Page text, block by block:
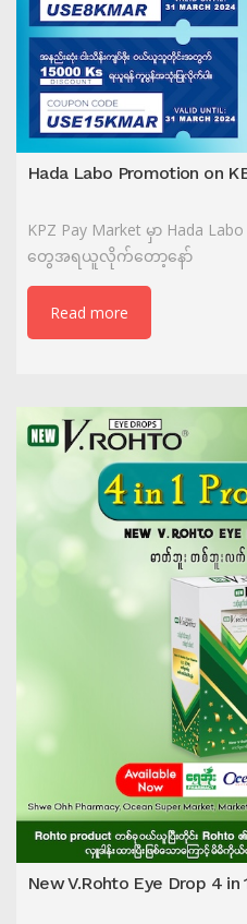
Hada Labo Promotion on
KPZ Pay Market မှာ Hada
တွေအရယူလိုက်တော့နော်
Read more
New V.Rohto Eye Drop 4 in